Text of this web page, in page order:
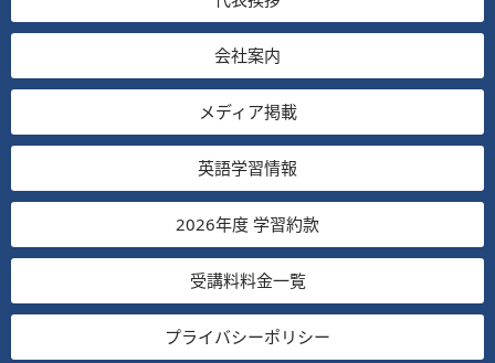
会社案内
メディア掲載
英語学習情報
2026年度 学習約款
受講料料金一覧
プライバシーポリシー